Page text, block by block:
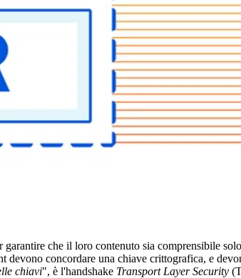
che il loro contenuto sia comprensibile
concordare una chiave crittografica, e
chiavi", è l'handshake Transport Layer Security